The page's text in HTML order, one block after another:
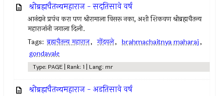
श्रीब्रह्मचैतन्यमहाराज - सदतिसावे वर्ष
आनंदाने प्रपंच करा पण श्रीरामाला विसरू नका, अशी शिकवण श्रीब्रह्मचैतन्य
महाराजांनी जगाला दिली.
Tags: ब्रह्मचैतन्य महाराज, गोंदवले, brahmachaitnya maharaj,
gondavale
Type: PAGE | Rank: 1 | Lang: mr
श्रीब्रह्मचैतन्यमहाराज - अडतिसावे वर्ष